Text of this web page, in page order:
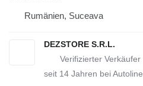
Rumänien, Suceava
DEZSTORE S.R.L.
seit 14 Jahren bei Autoline